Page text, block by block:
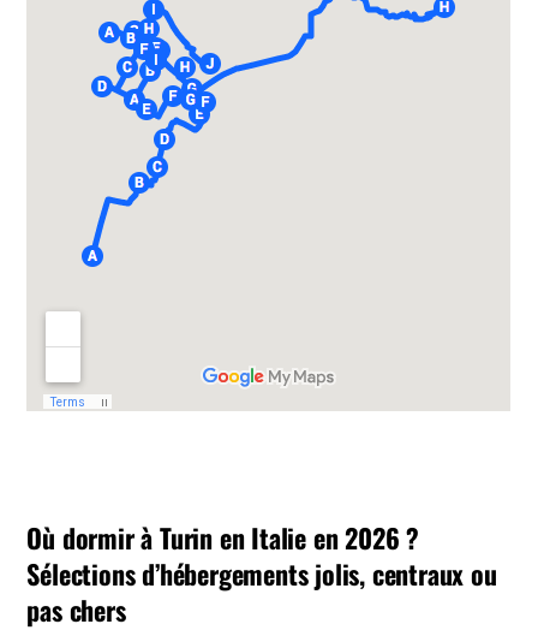
Où dormir à Turin en Italie en 2026 ?
Sélections d’hébergements jolis, centraux ou
pas chers